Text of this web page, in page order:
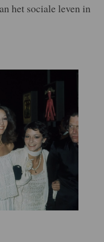
het sociale leven in